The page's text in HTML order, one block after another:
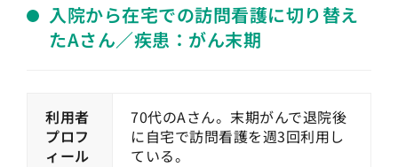
入院から在宅での訪問看護に切り替え
たAさん／疾患：がん末期
利用者
プロフ
ィール
70代のAさん。末期がんで退院後
に自宅で訪問看護を週3回利用し
ている。